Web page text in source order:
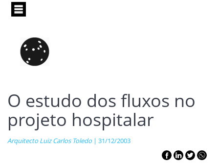
Pasar
principal
O estudo dos fluxos no
projeto hospitalar
Arquitecto Luiz Carlos Toledo| 31/12/2003